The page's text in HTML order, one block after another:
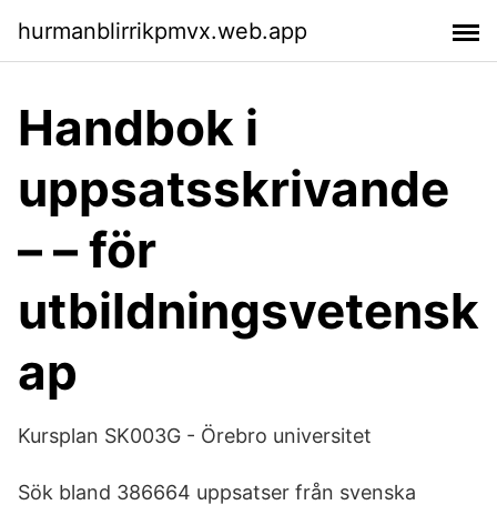
hurmanblirrikpmvx.web.app
Handbok i
uppsatsskrivande
– – för
utbildningsvetensk
ap
Kursplan SK003G - Örebro universitet
Sök bland 386664 uppsatser från svenska